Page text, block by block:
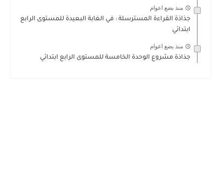
منذ بضع اعوام
جذاذة القراءة المسترسلة : في الغابة البعيدة للمستوى الرابع
ابتدائي
منذ بضع اعوام
جذاذة مشروع الوحدة الخامسة للمستوى الرابع ابتدائي